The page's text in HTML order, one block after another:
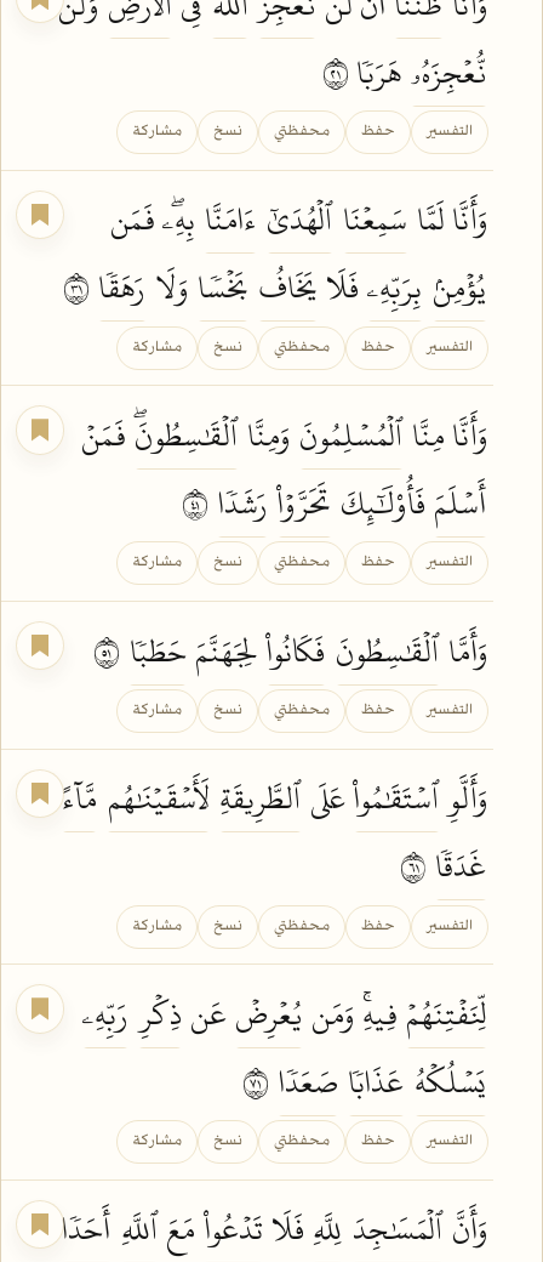
نُّعۡجِزَهُۥهَرَبٗا ١٢
التفسير حفظ محفظتي نسخ مشاركة
وَأَنَّا لَمَّا سَمِعۡنَاٱلۡهُدَىٰٓ ءَامَنَّا بِهِۦۖ فَمَن
يُؤۡمِنۢ بِرَبِّهِۦفَلَايَخَافُ بَخۡسٗا وَلَا رَهَقٗا
التفسير حفظ محفظتي نسخ مشاركة
وَأَنَّا مِنَّاٱلۡمُسۡلِمُونَ وَمِنَّاٱلۡقَٰسِطُونَۖفَمَنۡ
أَسۡلَمَفَأُوْلَٰٓئِكَ تَحَرَّوۡاْ رَشَدٗا
التفسير حفظ محفظتي نسخ مشاركة
وَأَمَّاٱلۡقَٰسِطُونَ فَكَانُواْلِجَهَنَّمَحَطَبٗا
التفسير حفظ محفظتي نسخ مشاركة
وَأَلَّوِٱسۡتَقَٰمُواْعَلَىٱلطَّرِيقَةِ لَأَسۡقَيۡنَٰهُم مَّآءً
غَدَقٗا
التفسير حفظ محفظتي نسخ مشاركة
لِّنَفۡتِنَهُمۡفِيهِۚ وَمَن يُعۡرِضۡعَنذِكۡرِ رَبِّهِۦ
يَسۡلُكۡهُ عَذَابٗا صَعَدٗا
التفسير حفظ محفظتي نسخ مشاركة
وَأَنَّٱلۡمَسَٰجِدَ لِلَّهِفَلَاتَدۡعُواْمَعَٱللَّهِ أَحَدٗا